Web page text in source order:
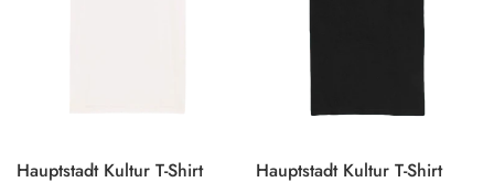
OPTIONEN
Hauptstadt Kultur T-Shirt
OPTIONEN
Hauptstadt Kultur T-Shirt